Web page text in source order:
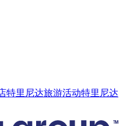
特里尼达旅游活动特里尼达